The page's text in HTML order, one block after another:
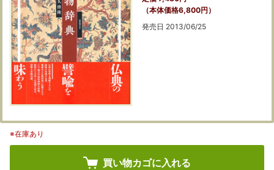
（本体価格6,800円）
発売日 2013/06/25
※在庫あり
買い物カゴに入れる